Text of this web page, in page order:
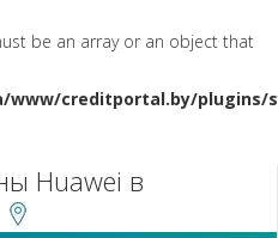
be an array or an object that
creditportal.by/plugins/
Huawei в